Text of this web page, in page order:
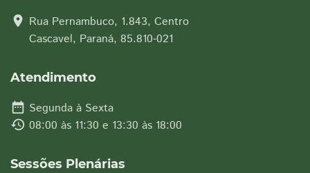
location_on Rua Pernambuco, 1.843, Centro
Cascavel, Paraná, 85.810-021
Atendimento
date_range Segunda à Sexta
history 08:00 às 11:30 e 13:30 às 18:00
Sessões Plenárias